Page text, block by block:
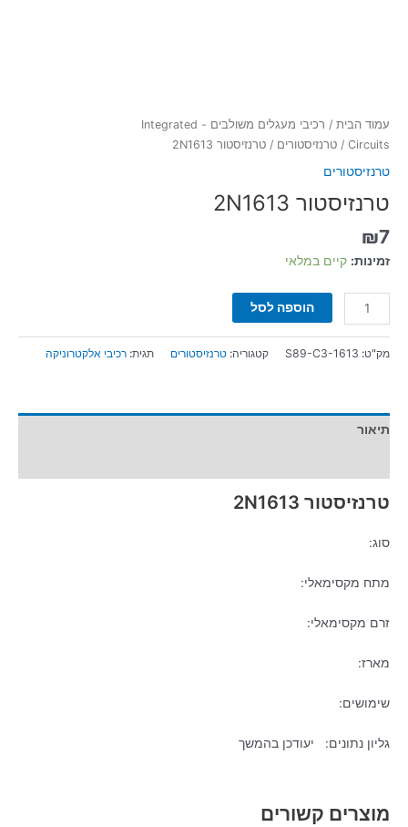
עמוד הבית /
רכיבי מעגלים משולבים - Integrated
Circuits
/ טרנזיסטורים / טרנזיסטור 2N1613
טרנזיסטורים
טרנזיסטור 2N1613
₪7
זמינות: קיים במלאי
הוספה לסל
מק"ט: S89-C3-1613 קטגוריה: טרנזיסטורים תגית: רכיבי אלקטרוניקה
תיאור
טרנזיסטור 2N1613
סוג:
מתח מקסימאלי:
זרם מקסימאלי:
מארז:
שימושים:
גליון נתונים: יעודכן בהמשך
מוצרים קשורים